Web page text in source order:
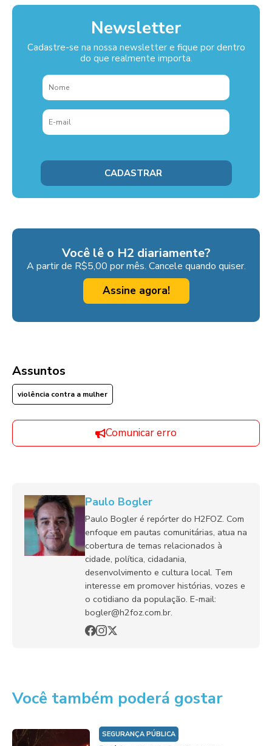
Newsletter
Cadastre-se na nossa newsletter e fique por dentro
do que realmente importa.
Você lê o H2 diariamente?
A partir de R$5,00 por mês. Cancele quando quiser.
Assine agora!
Assuntos
violência contra a mulher
Comunicar erro
Paulo Bogler
Paulo Bogler é repórter do H2FOZ. Com
enfoque em pautas comunitárias, atua na
cobertura de temas relacionados à
cidade, política, cidadania,
desenvolvimento e cultura local. Tem
interesse em promover histórias, vozes e
o cotidiano da população. E-mail:
bogler@h2foz.com.br.
Você também poderá gostar
SEGURANÇA PÚBLICA